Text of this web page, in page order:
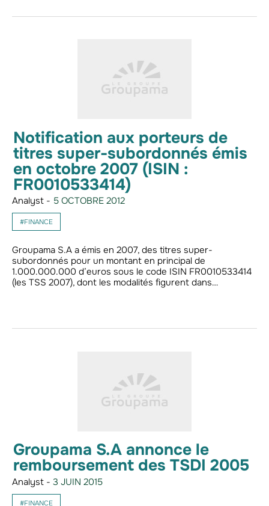
Notification aux porteurs de
titres super-subordonnés émis
en octobre 2007 (ISIN :
FR0010533414)
Analyst - 5 OCTOBRE 2012
#FINANCE
Groupama S.A a émis en 2007, des titres super-
subordonnés pour un montant en principal de
1.000.000.000 d’euros sous le code ISIN FR0010533414
(les TSS 2007), dont les modalités figurent dans…
Groupama S.A annonce le
remboursement des TSDI 2005
Analyst - 3 JUIN 2015
#FINANCE